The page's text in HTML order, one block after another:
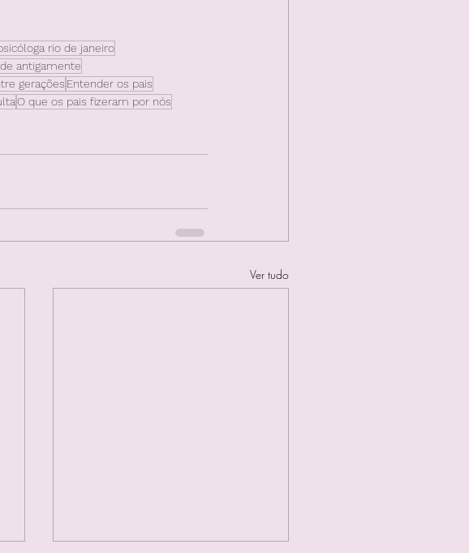
rio de janeiro
antigamente
gerações Entender os pais
O que os pais fizeram por nós
Ver tudo